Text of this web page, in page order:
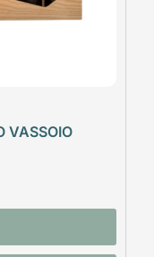
VASSOIO